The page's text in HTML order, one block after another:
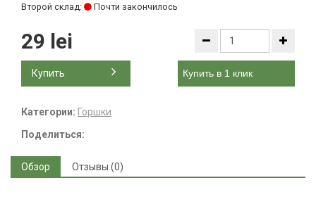
Второй склад:
Почти закончилось
29 lei
Купить Купить в 1 клик
Категории: Горшки
Поделиться:
Обзор Отзывы (0)